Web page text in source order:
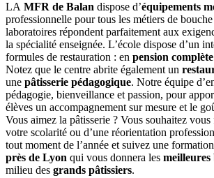
LA MFR de Balan dispose d’équipements
professionnelle pour tous les métiers de
laboratoires répondent parfaitement aux
la spécialité enseignée. L’école dispose d’un
formules de restauration : en pension complète
Notez que le centre abrite également un
une pâtisserie pédagogique. Notre équipe
pédagogie, bienveillance et passion, pour
élèves un accompagnement sur mesure et le
Vous aimez la pâtisserie ? Vous souhaitez
votre scolarité ou d’une réorientation
tout moment de l’année et suivez une
près de Lyon qui vous donnera les meilleures
milieu des grands pâtissiers.